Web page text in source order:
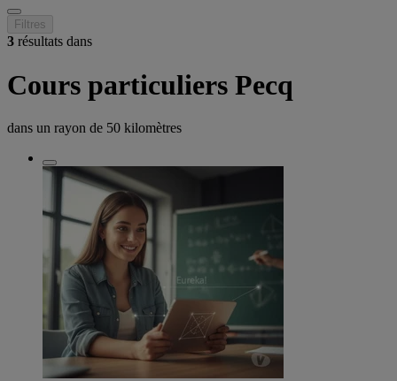
Filtres
3 résultats dans
Cours particuliers Pecq
dans un rayon de 50 kilomètres